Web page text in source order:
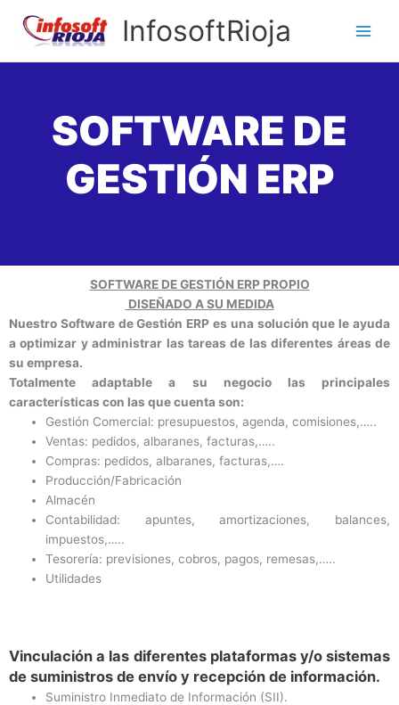
contenido
InfosoftRioja
SOFTWARE DE
GESTIÓN ERP
SOFTWARE DE GESTIÓN ERP PROPIO
DISEÑADO A SU MEDIDA
Nuestro Software de Gestión ERP es una solución que le ayuda
a optimizar y administrar las tareas de las diferentes áreas de
su empresa.
Totalmente adaptable a su negocio las principales
características con las que cuenta son:
Gestión Comercial: presupuestos, agenda, comisiones,…..
Ventas: pedidos, albaranes, facturas,…..
Compras: pedidos, albaranes, facturas,….
Producción/Fabricación
Almacén
Contabilidad: apuntes, amortizaciones, balances,
impuestos,…..
Tesorería: previsiones, cobros, pagos, remesas,…..
Utilidades
Vinculación a las diferentes plataformas y/o sistemas
de suministros de envío y recepción de información.
Suministro Inmediato de Información (SII).